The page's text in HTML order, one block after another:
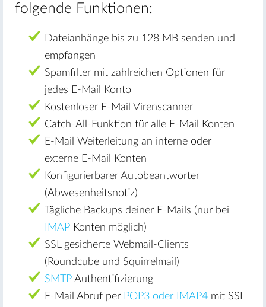
folgende Funktionen:
Dateianhänge bis zu 128 MB senden und
empfangen
Spamfilter mit zahlreichen Optionen für
jedes E-Mail Konto
Kostenloser E-Mail Virenscanner
Catch-All-Funktion für alle E-Mail Konten
E-Mail Weiterleitung an interne oder
externe E-Mail Konten
Konfigurierbarer Autobeantworter
(Abwesenheitsnotiz)
Tägliche Backups deiner E-Mails (nur bei
IMAP Konten möglich)
SSL gesicherte Webmail-Clients
(Roundcube und Squirrelmail)
SMTP Authentifizierung
E-Mail Abruf per POP3 oder IMAP4 mit SSL